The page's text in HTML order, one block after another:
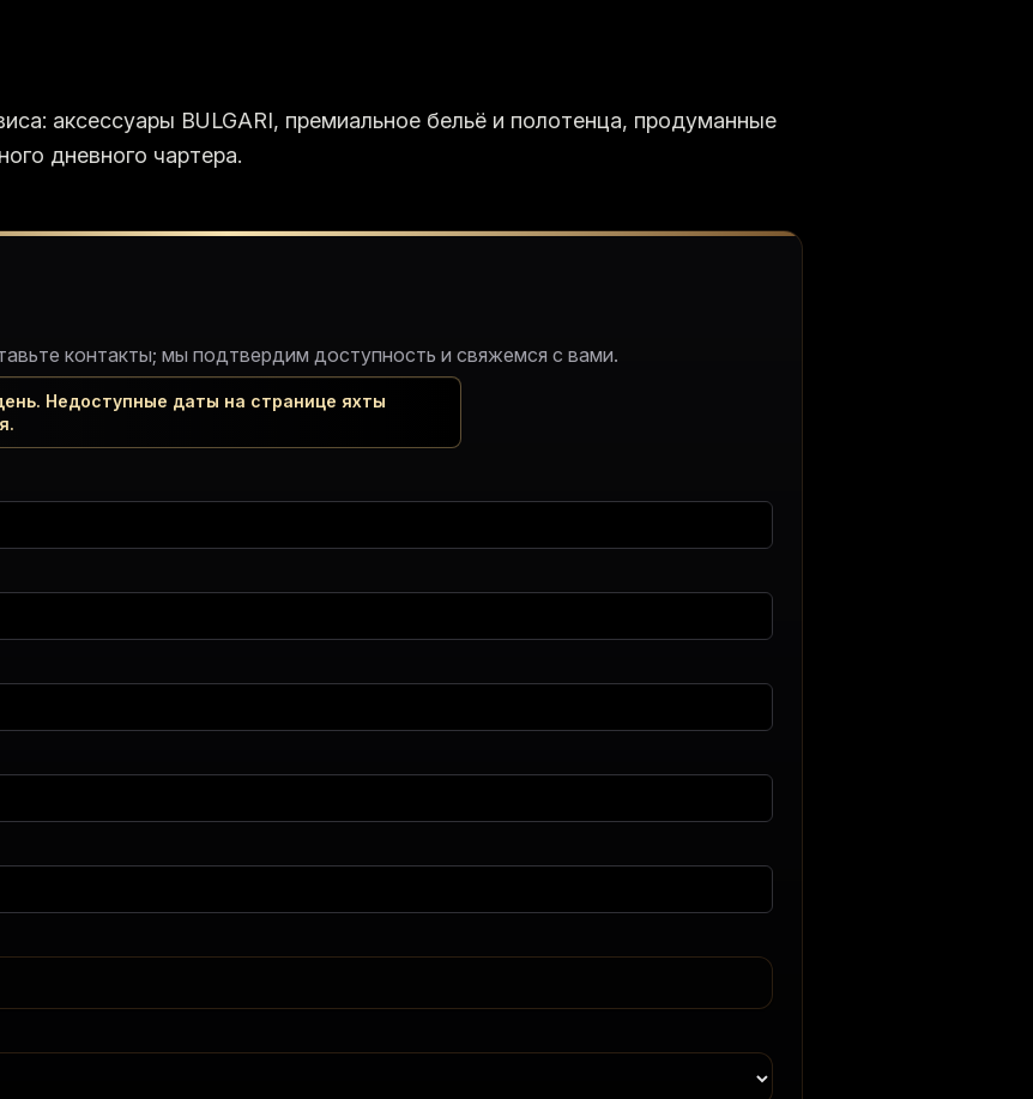
аксессуары BULGARI, премиальное бельё и полотенца, продуманные
дневного чартера.
контакты; мы подтвердим доступность и свяжемся с вами.
Недоступные даты на странице яхты